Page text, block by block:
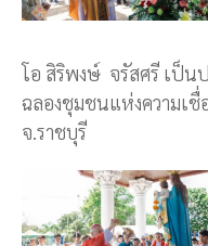
โอ สิริพงษ์ จรัสศรี เป็
ฉลองชุมชนแห่งความเชื่
จ.ราชบุรี